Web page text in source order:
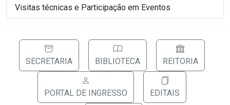
Visitas técnicas e Participação em Eventos
SECRETARIA BIBLIOTECA REITORIA
PORTAL DE INGRESSO EDITAIS